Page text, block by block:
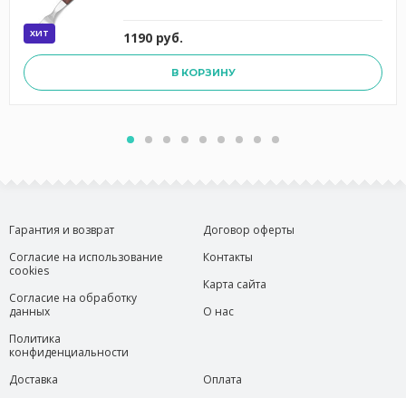
ХИТ 1190 руб.
В КОРЗИНУ
Гарантия и возврат
Согласие на использование
cookies
Согласие на обработку
данных
Политика
конфиденциальности
Договор оферты
Контакты
Карта сайта
О нас
Доставка
Оплата